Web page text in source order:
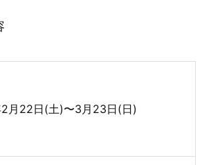
月22日(土)〜3月23日(日)